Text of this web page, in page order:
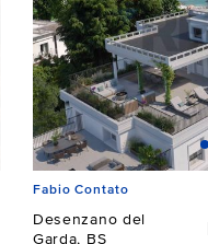
Fabio Contato
Desenzano del
Garda, BS